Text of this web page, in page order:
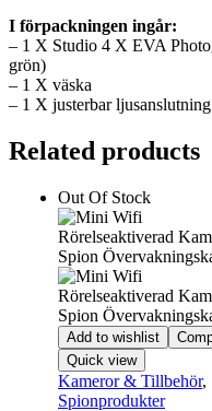
I förpackningen ingår:
– 1 X Studio 4 X EVA
grön)
– 1 X väska
– 1 X justerbar
Related products
Out Of Stock
Add to wishlist
Quick view
Kameror & Tillbehör,
Spionprodukter